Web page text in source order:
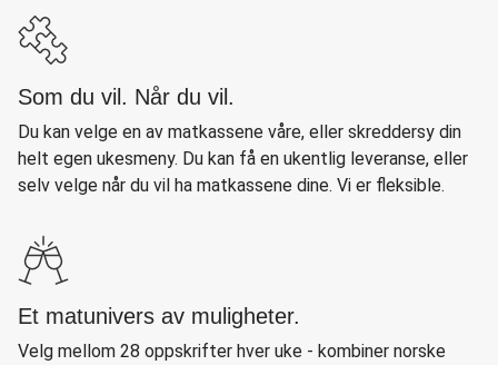
Som du vil. Når du vil.
Du kan velge en av matkassene våre, eller skreddersy din
helt egen ukesmeny. Du kan få en ukentlig leveranse, eller
selv velge når du vil ha matkassene dine. Vi er fleksible.
Et matunivers av muligheter.
Velg mellom 28 oppskrifter hver uke - kombiner norske